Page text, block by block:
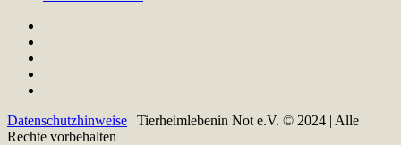
Datenschutzhinweise | Tierheimlebenin Not e.V. © 2024 | Alle
Rechte vorbehalten